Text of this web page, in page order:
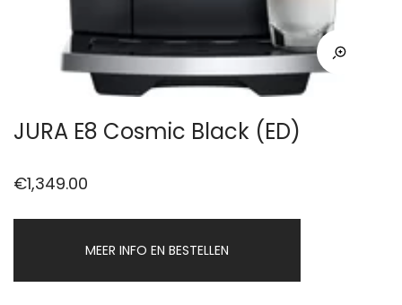
JURA E8 Cosmic Black (ED)
€1,349.00
MEER INFO EN BESTELLEN